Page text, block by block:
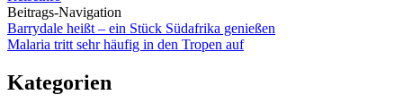
Beitrags-Navigation
Barrydale heißt – ein Stück Südafrika genießen
Malaria tritt sehr häufig in den Tropen auf
Kategorien